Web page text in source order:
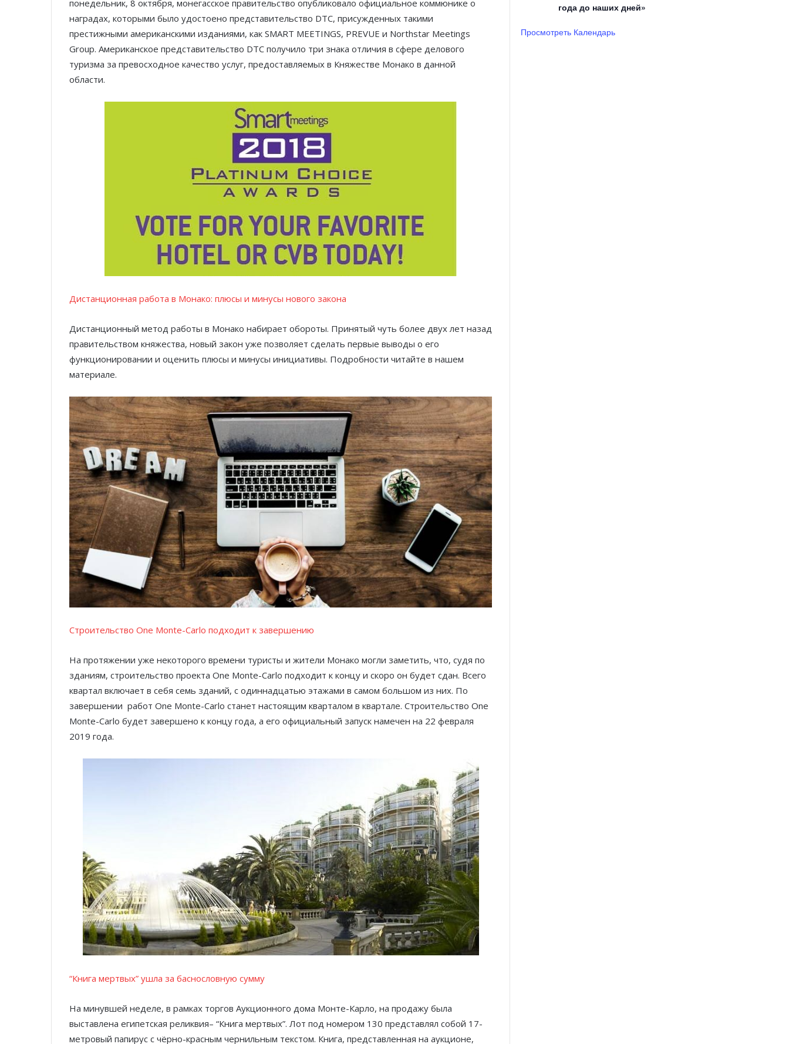
понедельник, 8 октября, монегасское правительство опубликовало официальное коммюнике о
наградах, которыми было удостоено представительство DTC, присужденных такими
престижными американскими изданиями, как SMART MEETINGS, PREVUE и Northstar Meetings
Group. Американское представительство DTC получило три знака отличия в сфере делового
туризма за превосходное качество услуг, предоставляемых в Княжестве Монако в данной
области.
Дистанционная работа в Монако: плюсы и минусы нового закона
Дистанционный метод работы в Монако набирает обороты. Принятый чуть более двух лет назад
правительством княжества, новый закон уже позволяет сделать первые выводы о его
функционировании и оценить плюсы и минусы инициативы. Подробности читайте в нашем
материале.
Строительство One Monte-Carlo подходит к завершению
На протяжении уже некоторого времени туристы и жители Монако могли заметить, что, судя по
зданиям, строительство проекта One Monte-Carlo подходит к концу и скоро он будет сдан. Всего
квартал включает в себя семь зданий, с одиннадцатью этажами в самом большом из них. По
завершении работ One Monte-Carlo станет настоящим кварталом в квартале. Строительство One
Monte-Carlo будет завершено к концу года, а его официальный запуск намечен на 22 февраля
2019 года.
“Книга мертвых” ушла за баснословную сумму
На минувшей неделе, в рамках торгов Аукционного дома Монте-Карло, на продажу была
выставлена египетская реликвия– “Книга мертвых”. Лот под номером 130 представлял собой 17-
метровый папирус с чёрно-красным чернильным текстом. Книга, представленная на аукционе,
года до наших дней»
Просмотреть Календарь